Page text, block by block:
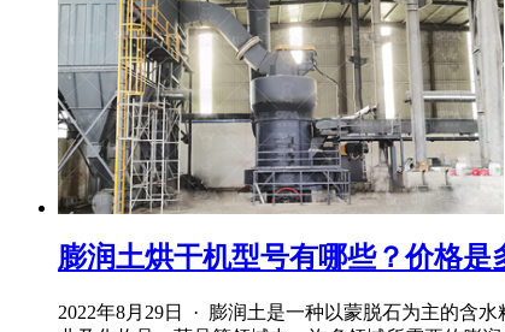
膨润土烘干机型号有哪些？价格是
2022年8月29日 · 膨润土是一种以蒙脱石为主的含